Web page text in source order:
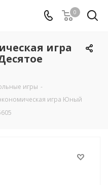
0
игра
игры -
игра Юный